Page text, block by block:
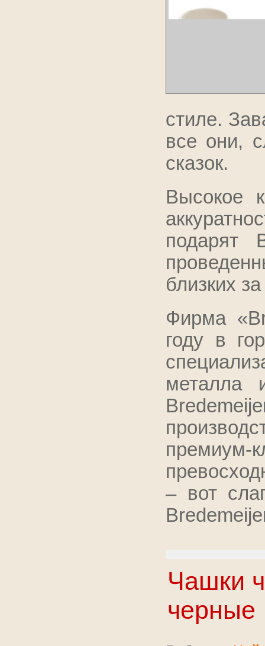
стиле.
все они,
сказок.
Высокое
подарят
близких
Фирма
году в
металла
премиум-
– вот
Чашки
черные